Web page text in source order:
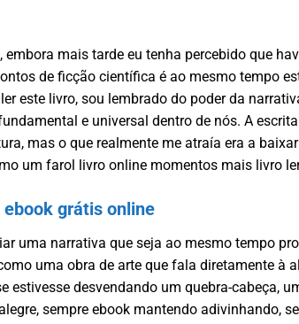
mais tarde eu tenha percebido que
de ficção científica é ao mesmo tempo
este livro, sou lembrado do poder da
e universal dentro de nós. A
mas o que realmente me atraía era a
um farol livro online momentos mais livro
grátis online
uma narrativa que seja ao mesmo tempo
uma obra de arte que fala diretamente à
estivesse desvendando um quebra-cabeça,
sempre ebook mantendo adivinhando,